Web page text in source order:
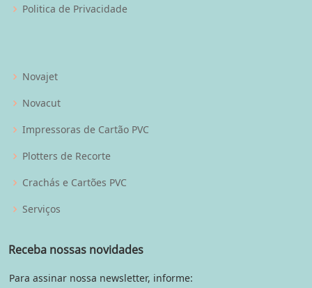
Politica de Privacidade
Novajet
Novacut
Impressoras de Cartão PVC
Plotters de Recorte
Crachás e Cartões PVC
Serviços
Receba nossas novidades
Para assinar nossa newsletter, informe: